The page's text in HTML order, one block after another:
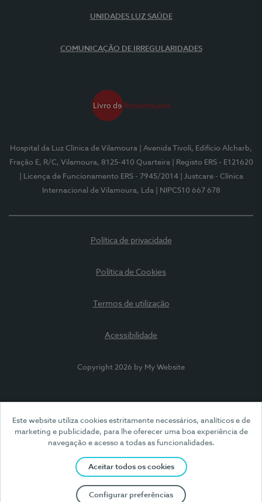
Este website utiliza cookies estritamente necessários, analíticos e de
marketing e publicidade, para lhe oferecer uma boa experiência de
navegação e acesso a todas as funcionalidades.
Aceitar todos os cookies
Configurar preferências
UNIDADES LUZ SAÚDE
COMUNICAÇÃO DE IRREGULARIDADES
Hospital da Luz Clínica de Vilamoura
| Avenida Tivoli, Edifício Alcharb,
Fração E, R/C, Vilamoura, 8125-410 Quarteira
| Registo ERS - E121620
| Licença de Funcionamento ERS - 7945/2014
| Justcare - Clínica
Internacional de Vilamoura, Lda
| NIPC510 667 678
Política de privacidade
Política de Cookies
Termos de utilização
Acessibilidade
Copyright 2026 by My Website